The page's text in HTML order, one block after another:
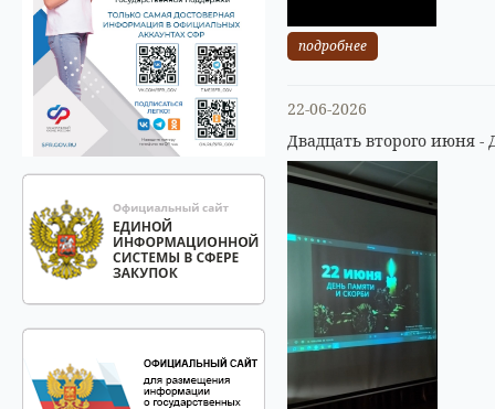
подробнее
22-06-2026
Двадцать второго июня -